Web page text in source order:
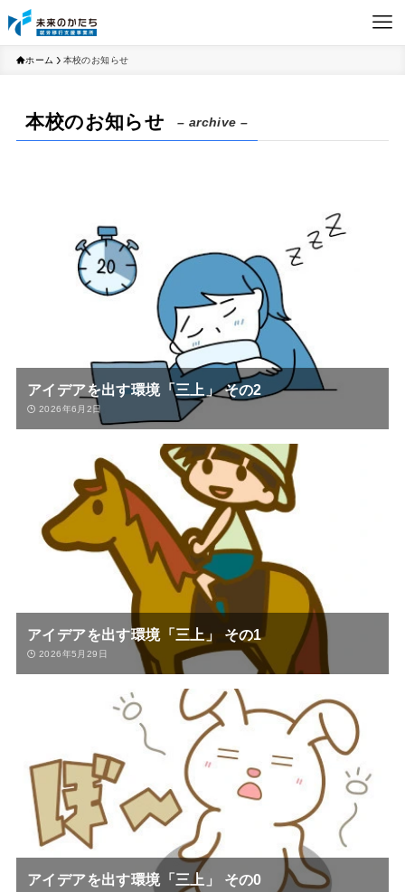
ホーム 本校のお知らせ
本校のお知らせ – archive –
アイデアを出す環境「三上」 その2
2026年6月2日
アイデアを出す環境「三上」 その1
2026年5月29日
アイデアを出す環境「三上」 その0